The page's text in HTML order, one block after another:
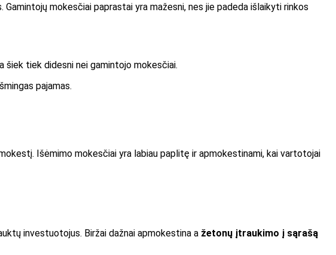
mokesčiai paprastai yra mažesni, nes jie padeda išlaikyti rinkos
šiek tiek didesni nei gamintojo mokesčiai.
pajamas.
Išėmimo mokesčiai yra labiau paplitę ir apmokestinami, kai vartotojai
investuotojus. Biržai dažnai apmokestina a žetonų įtraukimo į sąrašą